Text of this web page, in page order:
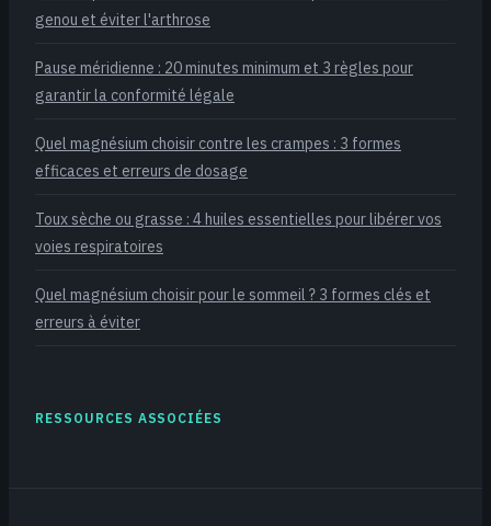
genou et éviter l'arthrose
Pause méridienne : 20 minutes minimum et 3 règles pour
garantir la conformité légale
Quel magnésium choisir contre les crampes : 3 formes
efficaces et erreurs de dosage
Toux sèche ou grasse : 4 huiles essentielles pour libérer vos
voies respiratoires
Quel magnésium choisir pour le sommeil ? 3 formes clés et
erreurs à éviter
RESSOURCES ASSOCIÉES